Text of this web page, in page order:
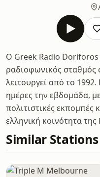
Ο Greek Radio Doriforos
ραδιοφωνικός σταθμός
λειτουργεί από το
ημέρες την εβδομάδα,
πολιτιστικές εκπομπές
ελληνική κοινότητα
Similar Stations